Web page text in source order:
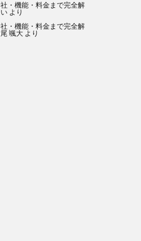
・機能・料金まで完全解
より
・機能・料金まで完全解
颯大 より